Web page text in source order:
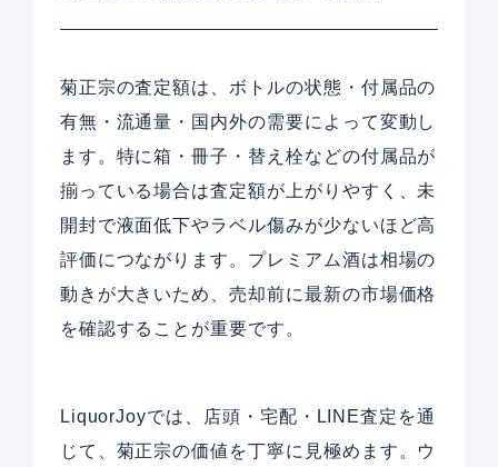
菊正宗の査定額は、ボトルの状態・付属品の
有無・流通量・国内外の需要によって変動し
ます。特に箱・冊子・替え栓などの付属品が
揃っている場合は査定額が上がりやすく、未
開封で液面低下やラベル傷みが少ないほど高
評価につながります。プレミアム酒は相場の
動きが大きいため、売却前に最新の市場価格
を確認することが重要です。
LiquorJoyでは、店頭・宅配・LINE査定を通
じて、菊正宗の価値を丁寧に見極めます。ウ